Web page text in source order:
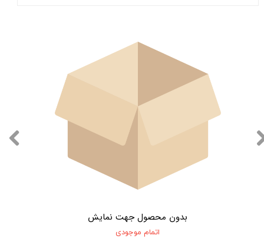
بدون محصول جهت نمایش
اتمام موجودی